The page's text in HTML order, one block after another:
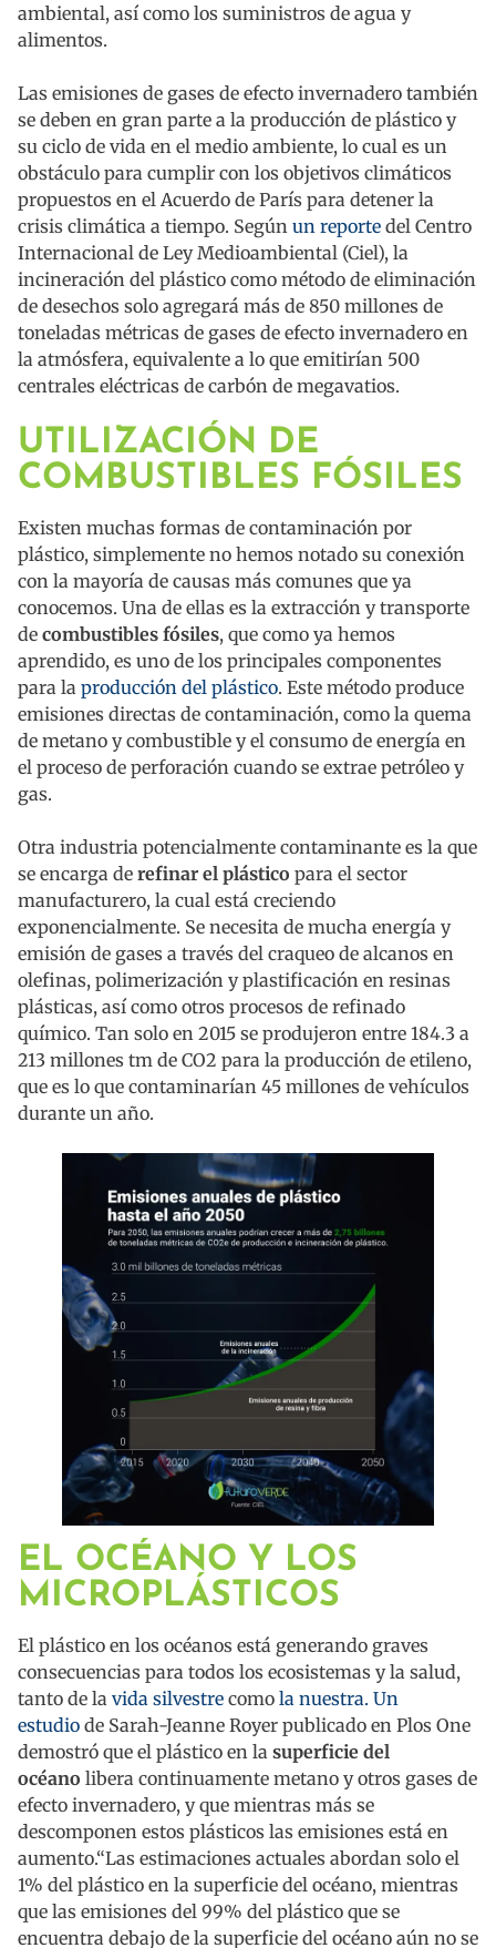
ambiental, así como los suministros de agua y
alimentos.
Las emisiones de gases de efecto invernadero también
se deben en gran parte a la producción de plástico y
su ciclo de vida en el medio ambiente, lo cual es un
obstáculo para cumplir con los objetivos climáticos
propuestos en el Acuerdo de París para detener la
crisis climática a tiempo. Según un reporte del Centro
Internacional de Ley Medioambiental (Ciel), la
incineración del plástico como método de eliminación
de desechos solo agregará más de 850 millones de
toneladas métricas de gases de efecto invernadero en
la atmósfera, equivalente a lo que emitirían 500
centrales eléctricas de carbón de megavatios.
UTILIZACIÓN DE
COMBUSTIBLES FÓSILES
Existen muchas formas de contaminación por
plástico, simplemente no hemos notado su conexión
con la mayoría de causas más comunes que ya
conocemos. Una de ellas es la extracción y transporte
de combustibles fósiles, que como ya hemos
aprendido, es uno de los principales componentes
para la producción del plástico. Este método produce
emisiones directas de contaminación, como la quema
de metano y combustible y el consumo de energía en
el proceso de perforación cuando se extrae petróleo y
gas.
Otra industria potencialmente contaminante es la que
se encarga de refinar el plástico para el sector
manufacturero, la cual está creciendo
exponencialmente. Se necesita de mucha energía y
emisión de gases a través del craqueo de alcanos en
olefinas, polimerización y plastificación en resinas
plásticas, así como otros procesos de refinado
químico. Tan solo en 2015 se produjeron entre 184.3 a
213 millones tm de CO2 para la producción de etileno,
que es lo que contaminarían 45 millones de vehículos
durante un año.
EL OCÉANO Y LOS
MICROPLÁSTICOS
El plástico en los océanos está generando graves
consecuencias para todos los ecosistemas y la salud,
tanto de la vida silvestre como la nuestra. Un
estudio de Sarah-Jeanne Royer publicado en Plos One
demostró que el plástico en la superficie del
océano libera continuamente metano y otros gases de
efecto invernadero, y que mientras más se
descomponen estos plásticos las emisiones está en
aumento.“Las estimaciones actuales abordan solo el
1% del plástico en la superficie del océano, mientras
que las emisiones del 99% del plástico que se
encuentra debajo de la superficie del océano aún no se